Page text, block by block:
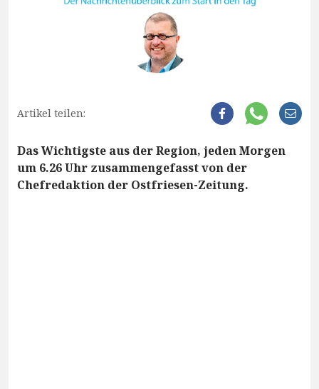
Artikel teilen:
Das Wichtigste aus der Region, jeden Morgen
um 6.26 Uhr zusammengefasst von der
Chefredaktion der Ostfriesen-Zeitung.